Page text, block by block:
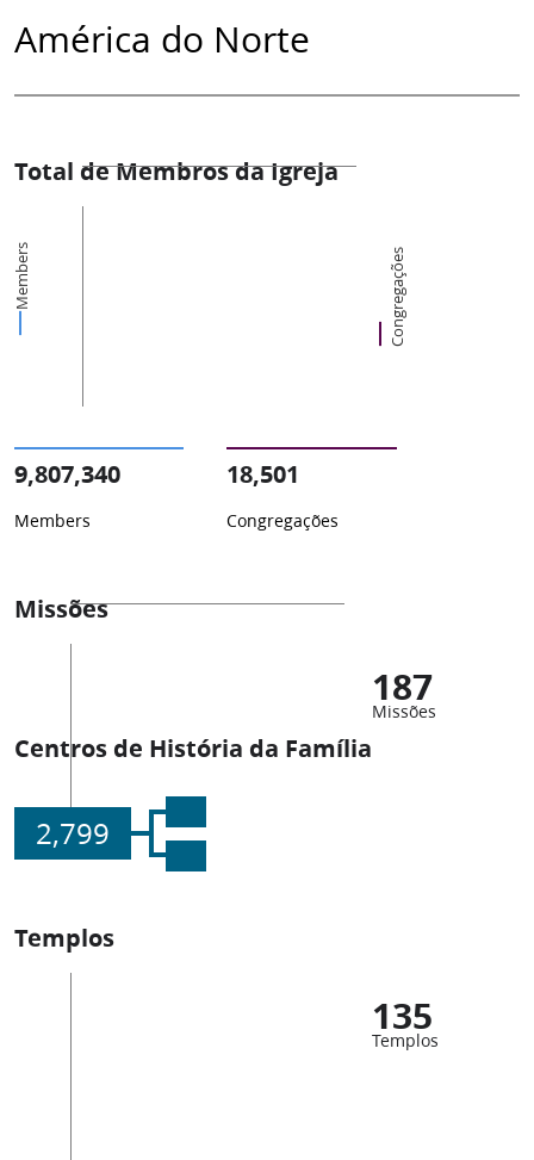
América do Norte
Total de Membros da Igreja
Members Congregações
9,807,340
Members
18,501
Congregações
Missões
187
Missões
Centros de História da Família
2,799
Templos
135
Templos